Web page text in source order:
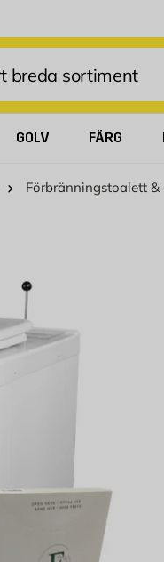
GOLV FÄRG
Förbränningstoalett &